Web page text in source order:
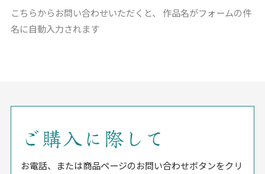
こちらからお問い合わせいただくと、
作品名がフォームの件
名に自動入力されます
ご購入に際して
お電話、または商品ページのお問い合わせボタンをクリ